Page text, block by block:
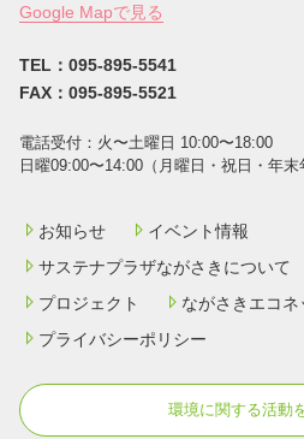
Google Mapで見る
TEL：095-895-5541
FAX：095-895-5521
電話受付：⽕〜⼟曜⽇ 10:00〜18:00
⽇曜09:00〜14:00（⽉曜⽇・祝⽇・年末
お知らせ
イベント情報
サステナプラザながさきについて
プロジェクト
ながさきエコネ
プライバシーポリシー
環境に関する活動